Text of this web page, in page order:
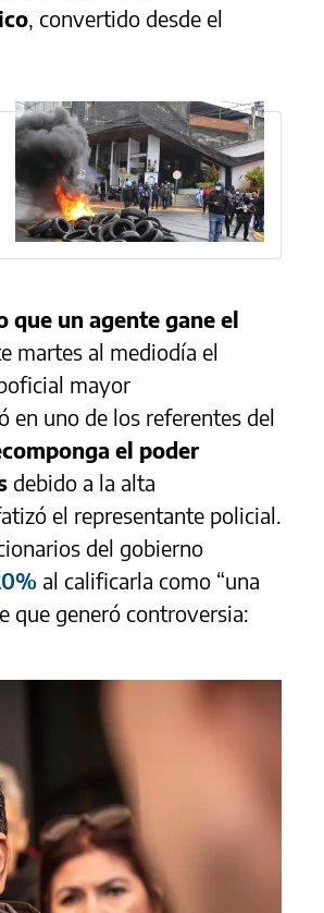
, convertido desde el
que un agente gane el
martes al mediodía el
mayor
en uno de los referentes del
el poder
debido a la alta
el representante policial.
del gobierno
al calificarla como “una
que generó controversia: